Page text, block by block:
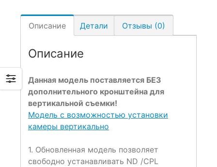
Описание Детали Отзывы (0)
Описание
Данная модель поставляется БЕЗ
дополнительного кронштейна для
вертикальной съемки!
Модель с возможностью установки
камеры вертикально
1. Обновленная модель позволяет
свободно устанавливать ND /CPL